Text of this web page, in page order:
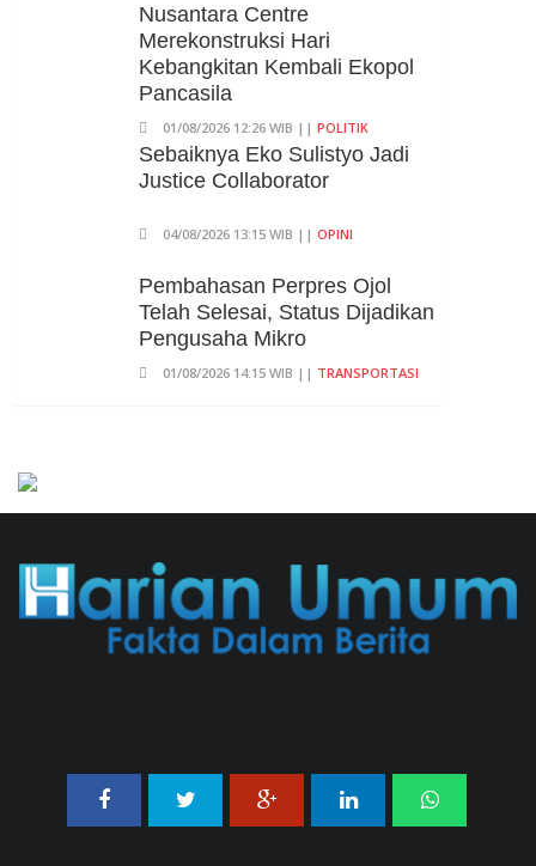
Tumbuh 5,29 Persen, Sektor
Pertambangan Alami Kontraksi
05/08/2026 13:16 WIB || MAKRO/MIKRO
Nusantara Centre
Merekonstruksi Hari
Kebangkitan Kembali Ekopol
Pancasila
01/08/2026 12:26 WIB || POLITIK
Sebaiknya Eko Sulistyo Jadi
Justice Collaborator
04/08/2026 13:15 WIB || OPINI
Pembahasan Perpres Ojol
Telah Selesai, Status Dijadikan
Pengusaha Mikro
01/08/2026 14:15 WIB || TRANSPORTASI
Semarang Keracunan, BGN
Suspend SPPG Karangturi
02/08/2026 14:42 WIB ||KESEHATAN
Praperadilan Ketiga Roy Suryo